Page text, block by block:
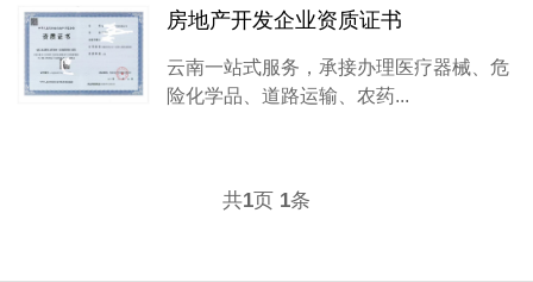
房地产开发企业资质证书
云南一站式服务，承接办理医疗器械、危
险化学品、道路运输、农药...
共1页 1条